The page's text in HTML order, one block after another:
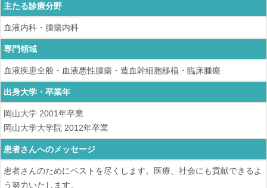
主たる診療分野
血液内科・腫瘍内科
専門領域
血液疾患全般・血液悪性腫瘍・造血幹細胞移植・臨床腫瘍
出身大学・卒業年
岡山大学 2001年卒業
岡山大学大学院 2012年卒業
患者さんへのメッセージ
患者さんのためにベストを尽くします。医療、社会にも貢献できるよ
う努力いたします。